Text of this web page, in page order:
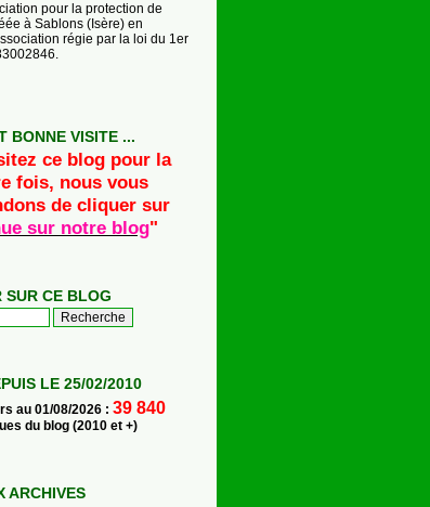
pour la protection de
à Sablons (Isère) en
régie par la loi du 1er
BONNE VISITE ...
ce blog pour la
fois, nous vous
de cliquer sur
sur notre blog"
SUR CE BLOG
LE 25/02/2010
au 01/08/2026 : 39 840
du blog (2010 et +)
ARCHIVES